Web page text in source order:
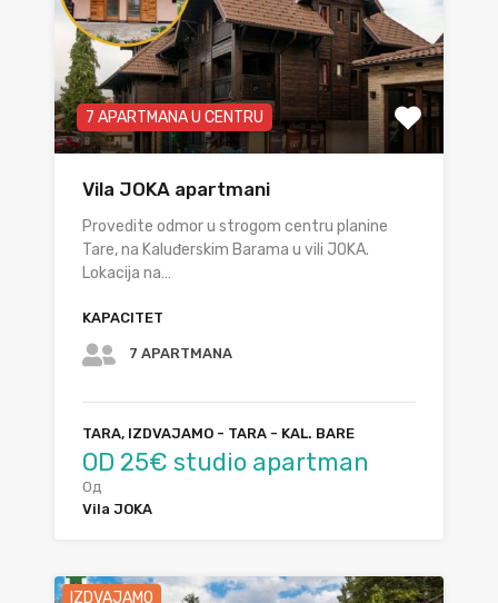
7 APARTMANA U CENTRU
Vila JOKA apartmani
Provedite odmor u strogom centru planine
Tare, na Kaluđerskim Barama u vili JOKA.
Lokacija na…
KAPACITET
7 APARTMANA
TARA, IZDVAJAMO - TARA - KAL. BARE
OD 25€ studio apartman
Од
Vila JOKA
IZDVAJAMO